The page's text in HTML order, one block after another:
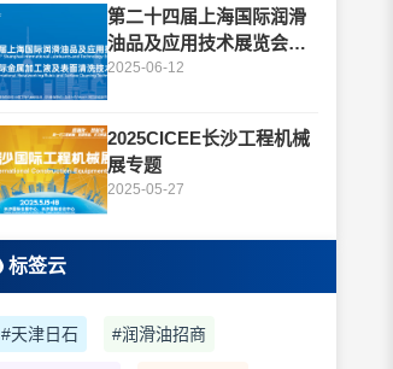
第二十四届上海国际润滑
油品及应用技术展览会专
题
2025-06-12
2025CICEE长沙工程机械
展专题
2025-05-27
标签云
#天津日石 #润滑油招商